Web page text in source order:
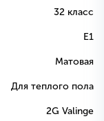
32 класс
E1
Матовая
Для теплого пола
2G Valinge